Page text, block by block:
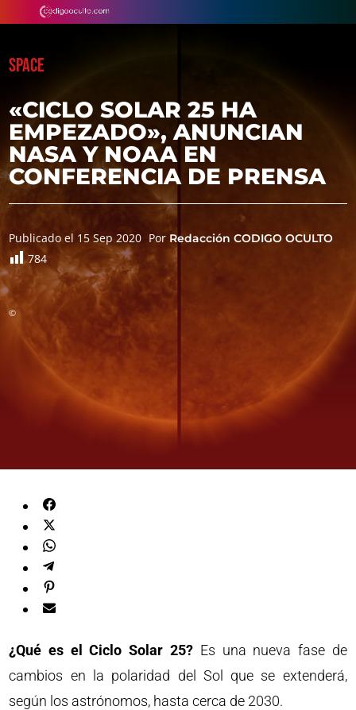
SPACE
«CICLO SOLAR 25 HA
EMPEZADO», ANUNCIAN
NASA Y NOAA EN
CONFERENCIA DE PRENSA
Publicado el 15 Sep 2020 Por Redacción CODIGO OCULTO
784
©
¿Qué es el Ciclo Solar 25? Es una nueva fase de
cambios en la polaridad del Sol que se extenderá,
según los astrónomos, hasta cerca de 2030.